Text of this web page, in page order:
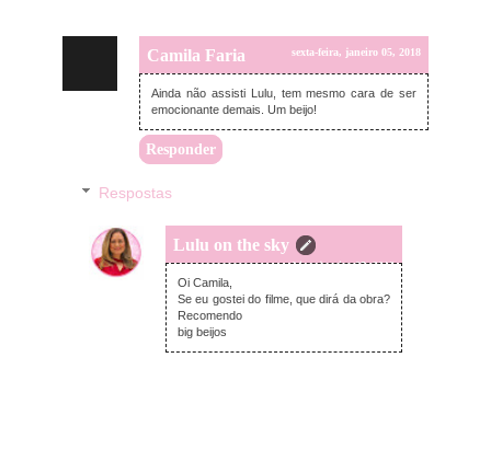
Camila Faria sexta-feira, janeiro 05, 2018
Ainda não assisti Lulu, tem mesmo cara de ser
emocionante demais. Um beijo!
Responder
Respostas
Lulu on the sky
sexta-feira, janeiro 05, 2018
Oi Camila,
Se eu gostei do filme, que dirá da obra?
Recomendo
big beijos